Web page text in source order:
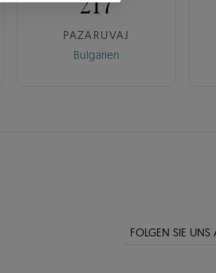
217
PAZARUVAJ
Bulgarien
FOLGEN SIE